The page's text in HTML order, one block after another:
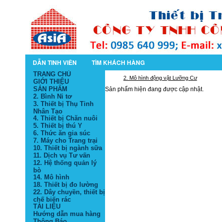
DẪN TINH VIÊN TÌM KHÁCH HÀNG
2. Mô hình động vật Lưỡng Cư
Sản phẩm hiện đang được cập nhật.
TRANG CHỦ
GIỚI THIỆU
SẢN PHẨM
2. Bình Ni tơ
3. Thiết bị Thụ Tinh
Nhân Tạo
4. Thiết bị Chăn nuôi
5. Thiết bị thú Y
6. Thức ăn gia súc
7. Máy cho Trang trại
10. Thiết bị ngành sữa
11. Dịch vụ Tư vấn
12. Hệ thống quản lý
bò
14. Mô hình
18. Thiết bị đo lường
22. Dây chuyền, thiết bị
chế biến rác
TÀI LIỆU
Hướng dẫn mua hàng